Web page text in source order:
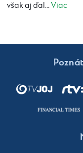
však aj ďal...Viac